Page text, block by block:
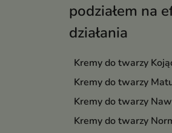
podziałem na
działania
Kremy do twarzy
Kremy do twarzy
Kremy do twarzy
Kremy do twarzy